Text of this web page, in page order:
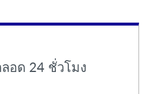
อด 24 ชั่วโมง